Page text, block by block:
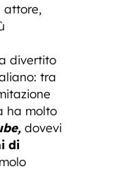
attore,
divertito
tra
ha molto
dovevi
di